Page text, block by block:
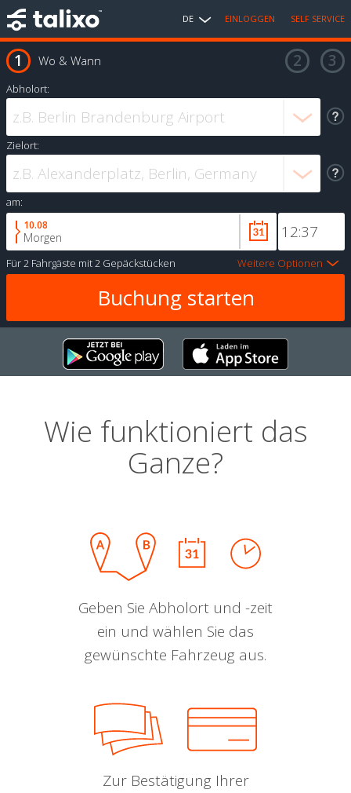
DE EINLOGGEN SELF SERVICE
Wo & Wann
Abholort:
Zielort:
am:
10.08
Morgen
Für2 Fahrgäste mit2 Gepäckstücken Weitere Optionen
Wie funktioniert das
Ganze?
Geben Sie Abholort und -zeit
ein und wählen Sie das
gewünschte Fahrzeug aus.
Zur Bestätigung Ihrer